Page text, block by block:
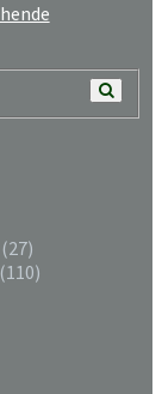
(27)
(110)